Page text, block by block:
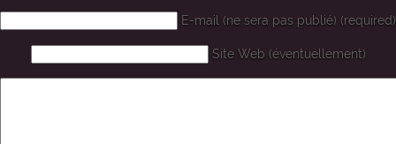
E-mail (ne sera pas publié) (required)
Site Web (éventuellement)